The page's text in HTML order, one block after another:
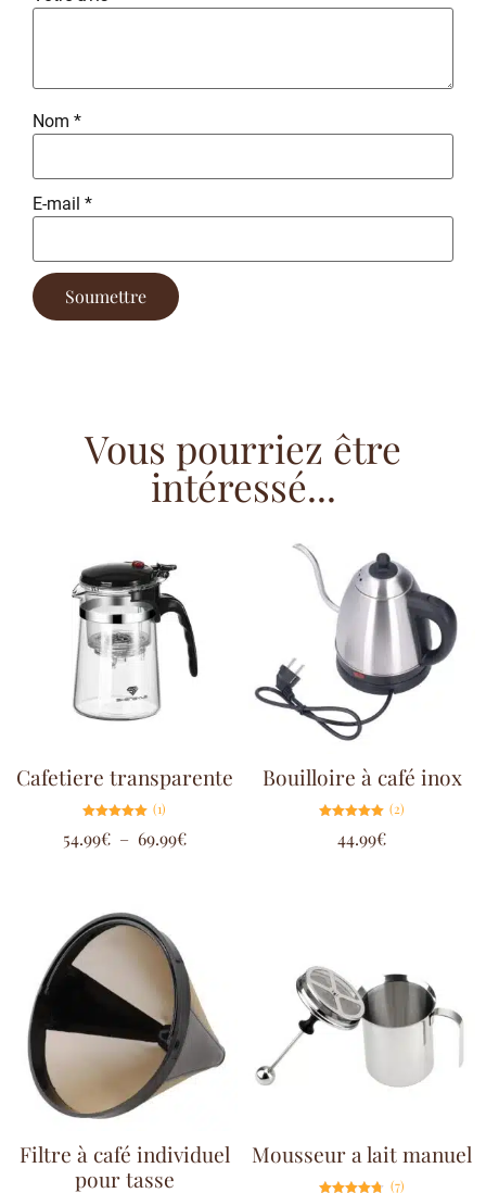
Nom *
E-mail *
Vous pourriez être
intéressé...
Cafetiere transparente
5.00
sur 5
(1)
54.99€ – 69.99€
Bouilloire à café inox
5.00
sur 5
(2)
44.99€
Filtre à café individuel
pour tasse
Mousseur a lait manuel
(7)